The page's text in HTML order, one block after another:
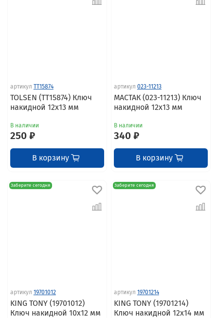
артикул TT15874
TOLSEN (TT15874) Ключ
накидной 12x13 мм
В наличии
250 ₽
В корзину
артикул 023-11213
МАСТАК (023-11213) Ключ
накидной 12х13 мм
В наличии
340 ₽
В корзину
Заберите сегодня
артикул 19701012
KING TONY (19701012)
Ключ накидной 10x12 мм
Заберите сегодня
артикул 19701214
KING TONY (19701214)
Ключ накидной 12x14 мм